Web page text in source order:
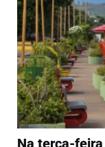
Na terça-